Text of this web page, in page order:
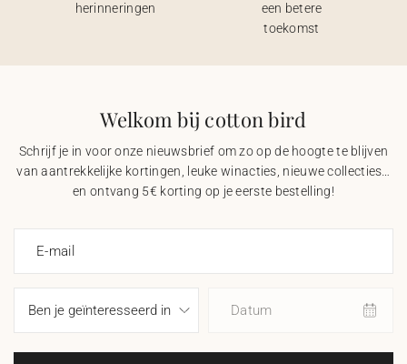
herinneringen
een betere
toekomst
Welkom bij cotton bird
Schrijf je in voor onze nieuwsbrief om zo op de hoogte te blijven
van aantrekkelijke kortingen, leuke winacties, nieuwe collecties…
en ontvang 5€ korting op je eerste bestelling!
E-mail
Datum